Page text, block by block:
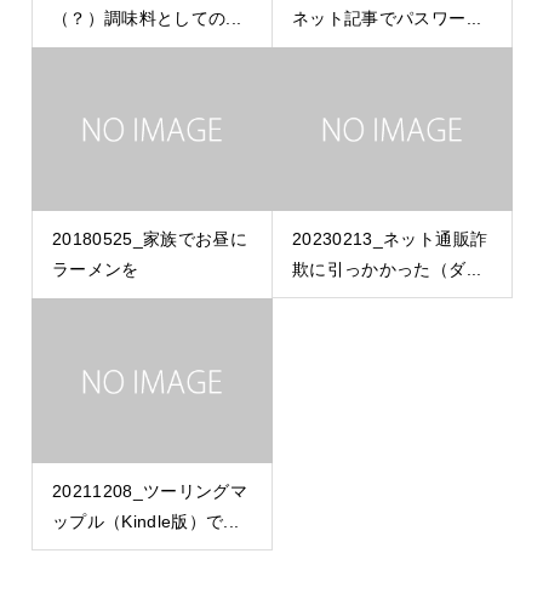
（？）調味料としての...
ネット記事でパスワー...
20180525_家族でお昼に
ラーメンを
20230213_ネット通販詐
欺に引っかかった（ダ...
20211208_ツーリングマ
ップル（Kindle版）で...